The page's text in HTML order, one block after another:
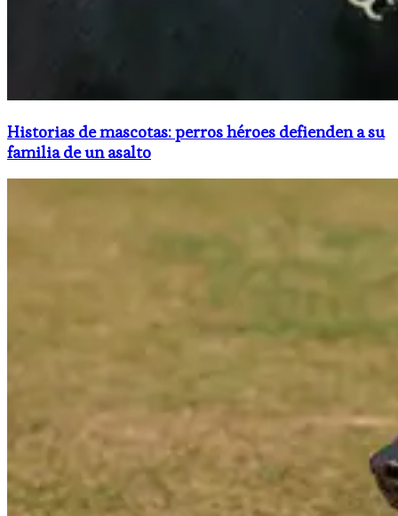
Historias de mascotas: perros héroes defienden a su
familia de un asalto